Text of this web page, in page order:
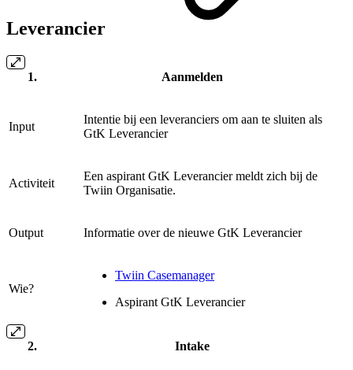
Leverancier
Aanmelden
Input
Intentie bij een leveranciers om aan te sluiten als
GtK Leverancier
Activiteit
Een aspirant GtK Leverancier meldt zich bij de
Twiin Organisatie.
Output Informatie over de nieuwe GtK Leverancier
Wie?
Twiin Casemanager
Aspirant GtK Leverancier
Intake